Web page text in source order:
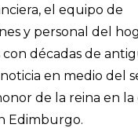
el equipo de
y personal del
con décadas de
en medio del
de la reina en
Edimburgo.